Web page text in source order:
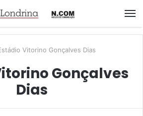
Vitorino Gonçalves Dias
Gonçalves
Dias